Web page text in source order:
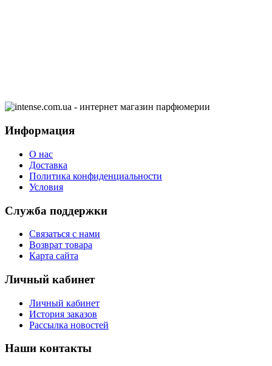
Информация
О нас
Доставка
Политика конфиденциальности
Условия
Служба поддержки
Связаться с нами
Возврат товара
Карта сайта
Личный кабинет
Личный кабинет
История заказов
Рассылка новостей
Наши контакты